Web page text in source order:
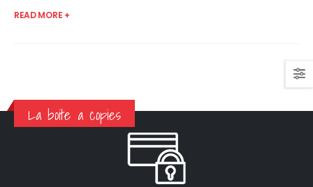
READ MORE +
La boite a copies